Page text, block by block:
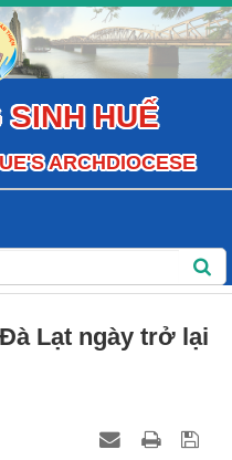
SINH HUẾ
ARCHDIOCESE
Lạt ngày trở lại